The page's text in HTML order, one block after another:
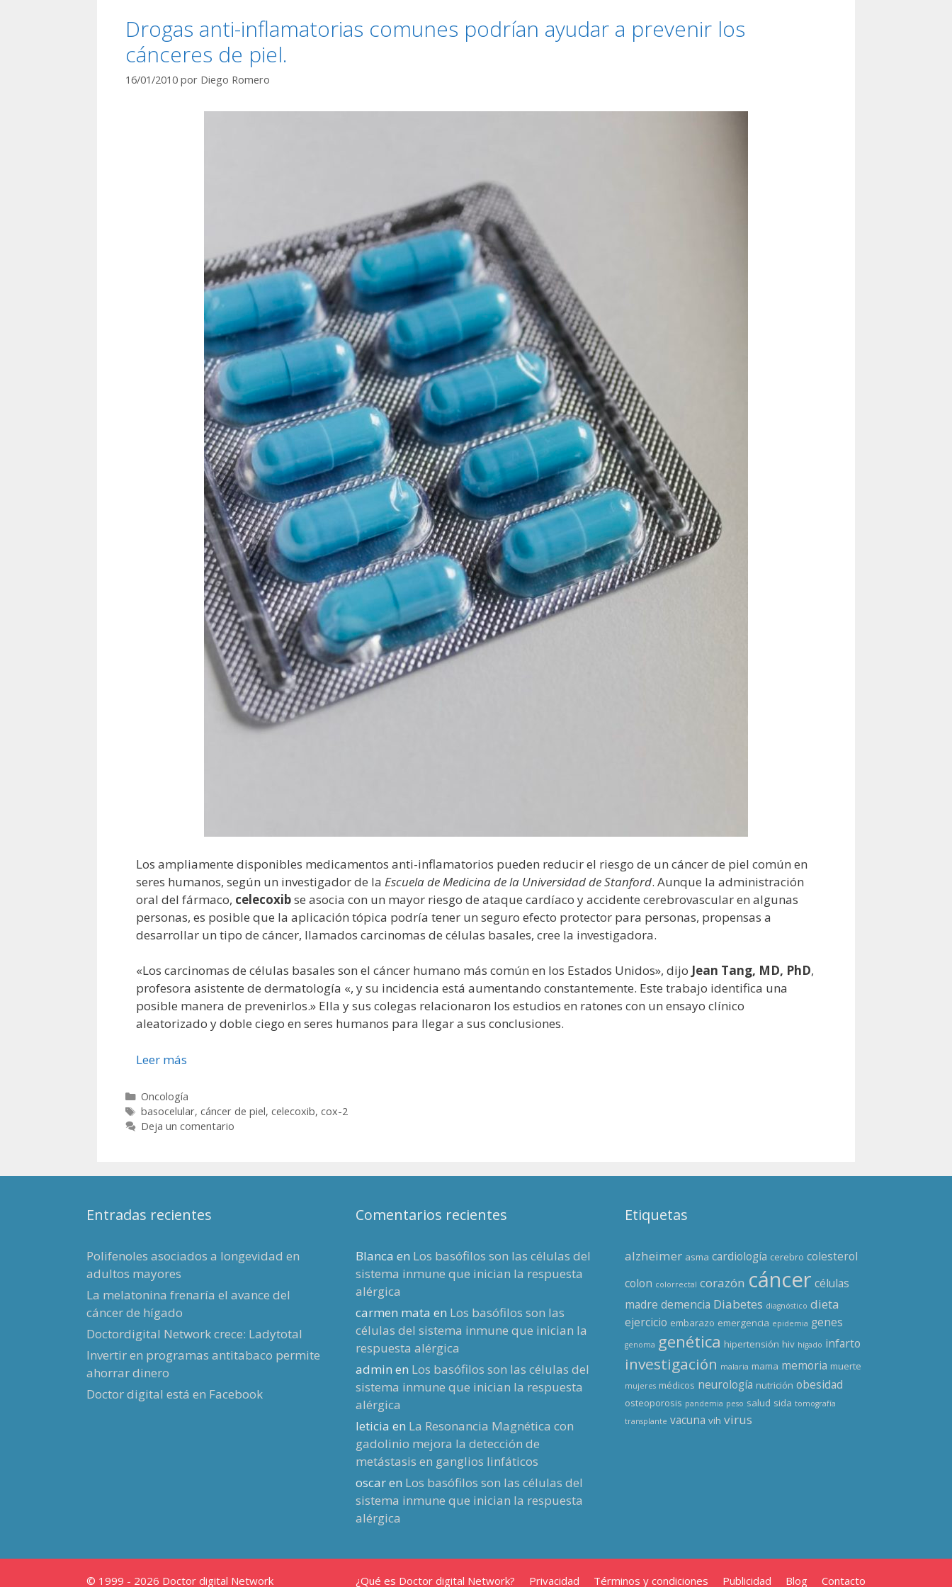
Drogas anti-inflamatorias comunes podrían ayudar a prevenir los
cánceres de piel.
16/01/2010 por Diego Romero
Los ampliamente disponibles medicamentos anti-inflamatorios pueden reducir el riesgo de un cáncer de piel común en
seres humanos, según un investigador de la Escuela de Medicina de la Universidad de Stanford. Aunque la administración
oral del fármaco, celecoxibse asocia con un mayor riesgo de ataque cardíaco y accidente cerebrovascular en algunas
personas, es posible que la aplicación tópica podría tener un seguro efecto protector para personas, propensas a
desarrollar un tipo de cáncer, llamados carcinomas de células basales, cree la investigadora.
«Los carcinomas de células basales son el cáncer humano más común en los Estados Unidos», dijo Jean Tang, MD, PhD,
profesora asistente de dermatología «, y su incidencia está aumentando constantemente. Este trabajo identifica una
posible manera de prevenirlos.» Ella y sus colegas relacionaron los estudios en ratones con un ensayo clínico
aleatorizado y doble ciego en seres humanos para llegar a sus conclusiones.
Leer más
Categorías
Oncología
Etiquetas
basocelular, cáncer de piel, celecoxib, cox-2
Deja un comentario
Entradas recientes
Polifenoles asociados a longevidad en
adultos mayores
La melatonina frenaría el avance del
cáncer de hígado
Doctordigital Network crece: Ladytotal
Invertir en programas antitabaco permite
ahorrar dinero
Doctor digital está en Facebook
Comentarios recientes
Blanca en Los basófilos son las células del
sistema inmune que inician la respuesta
alérgica
carmen mata en Los basófilos son las
células del sistema inmune que inician la
respuesta alérgica
admin en Los basófilos son las células del
sistema inmune que inician la respuesta
alérgica
leticia en La Resonancia Magnética con
gadolinio mejora la detección de
metástasis en ganglios linfáticos
oscaren Los basófilos son las células del
sistema inmune que inician la respuesta
alérgica
Etiquetas
alzheimer asma cardiología cerebro colesterol
colon colorrectal corazón cáncer células
madre demencia Diabetes diagnóstico dieta
ejercicio embarazo emergencia epidemia genes
genoma genética hipertensión hiv hígado infarto
investigación malaria mama memoria muerte
mujeres médicos neurología nutrición obesidad
osteoporosis pandemia peso salud sida tomografía
transplante vacuna vih virus
¿Qué es Doctor digital Network? Privacidad Términos y condiciones Publicidad Blog Contacto
© 1999 - 2026 Doctor digital Network